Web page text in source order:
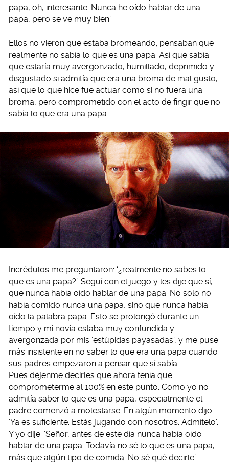
papa, oh, interesante. Nunca he oído hablar de una
papa, pero se ve muy bien’.
Ellos no vieron que estaba bromeando; pensaban que
realmente no sabía lo que es una papa. Así que sabía
que estaría muy avergonzado, humillado, deprimido y
disgustado si admitía que era una broma de mal gusto,
así que lo que hice fue actuar como si no fuera una
broma, pero comprometido con el acto de fingir que no
sabía lo que era una papa.
Incrédulos me preguntaron: ‘¿realmente no sabes lo
que es una papa?’. Seguí con el juego y les dije que sí,
que nunca había oído hablar de una papa. No solo no
había comido nunca una papa, sino que nunca había
oído la palabra papa. Esto se prolongó durante un
tiempo y mi novia estaba muy confundida y
avergonzada por mis ‘estúpidas payasadas’, y me puse
más insistente en no saber lo que era una papa cuando
sus padres empezaron a pensar que sí sabía.
Pues déjenme decirles que ahora tenía que
comprometerme al 100% en este punto. Como yo no
admitía saber lo que es una papa, especialmente el
padre comenzó a molestarse. En algún momento dijo:
‘Ya es suficiente. Estás jugando con nosotros. Admítelo’.
Y yo dije: ‘Señor, antes de este día nunca había oído
hablar de una papa. Todavía no sé lo que es una papa,
más que algún tipo de comida. No sé qué decirle’.